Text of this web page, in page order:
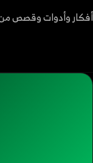
أفكار وأدوات وقصص من